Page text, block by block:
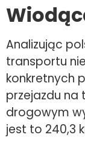
Analizując
transportu
konkretnych
przejazdu na
drogowym
jest to 240,3